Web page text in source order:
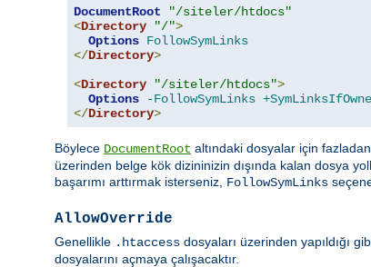
DocumentRoot
"/siteler/htdocs"
<Directory "/">
Options FollowSymLinks
</Directory>
<Directory "/siteler/htdocs">
Options
-FollowSymLinks
</Directory>
Böylece DocumentRoot altındaki dosyalar için
üzerinden belge kök dizininizin dışında kalan dosya
başarımı arttırmak isterseniz, FollowSymLinks
AllowOverride
Genellikle .htaccess dosyaları üzerinden yapıldığı
dosyalarını açmaya çalışacaktır.